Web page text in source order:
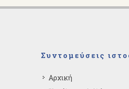
Συντομεύσεις
Αρχική